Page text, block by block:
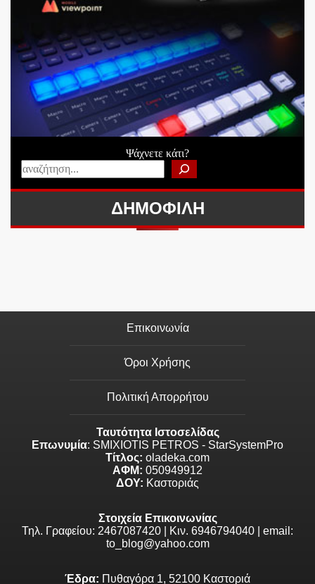
Ψάχνετε κάτι?
ΔΗΜΟΦΙΛΗ
Επικοινωνία
Όροι Χρήσης
Πολιτική Απορρήτου
Ταυτότητα Ιστοσελίδας
Επωνυμία: SMIXIOTIS PETROS - StarSystemPro
Τίτλος: oladeka.com
ΑΦΜ: 050949912
ΔΟΥ: Καστοριάς
Στοιχεία Επικοινωνίας
Τηλ. Γραφείου: 2467087420 | Κιν. 6946794040 | email:
to_blog@yahoo.com
Έδρα: Πυθαγόρα 1, 52100 Καστοριά